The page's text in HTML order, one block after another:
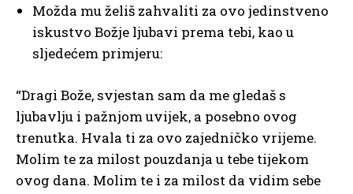
Možda mu želiš zahvaliti za ovo jedinstveno
iskustvo Božje ljubavi prema tebi, kao u
sljedećem primjeru:
“Dragi Bože, svjestan sam da me gledaš s
ljubavlju i pažnjom uvijek, a posebno ovog
trenutka. Hvala ti za ovo zajedničko vrijeme.
Molim te za milost pouzdanja u tebe tijekom
ovog dana. Molim te i za milost da vidim sebe